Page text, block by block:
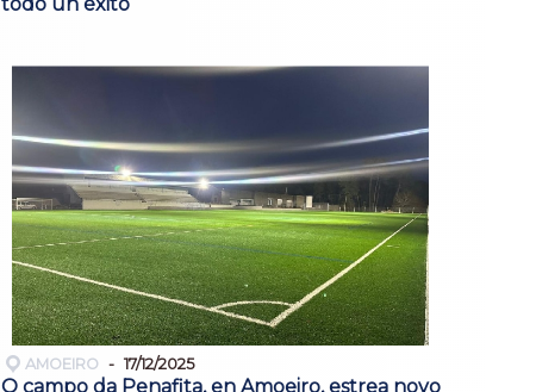
todo un éxito
AMOEIRO 17/12/2025
O campo da Penafita, en Amoeiro, estrea novo